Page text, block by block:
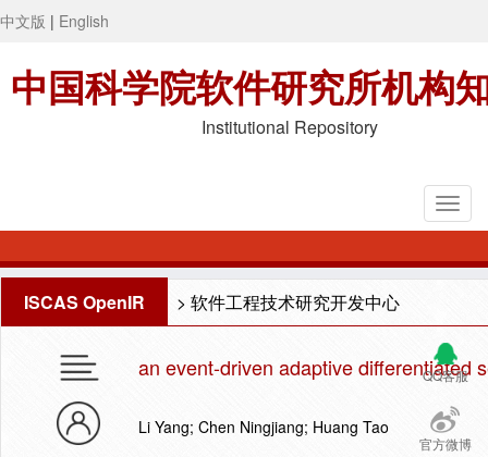
中文版 | English
中国科学院软件研究所机构
Institutional Repository
ISCAS OpenIR > 软件工程技术研究开发中心
QQ客服
官方微博
an event-driven adaptive differentiated
Li Yang; Chen Ningjiang; Huang Tao